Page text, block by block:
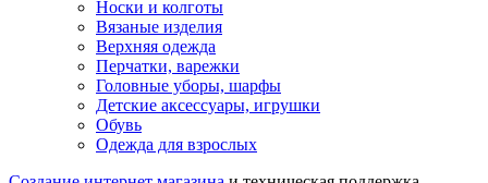
Носки и колготы
Вязаные изделия
Верхняя одежда
Перчатки, варежки
Головные уборы, шарфы
Детские аксессуары, игрушки
Обувь
Одежда для взрослых